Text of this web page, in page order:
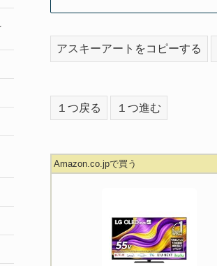
アスキーアートをコピーする
１つ戻る １つ進む
Amazon.co.jpで買う